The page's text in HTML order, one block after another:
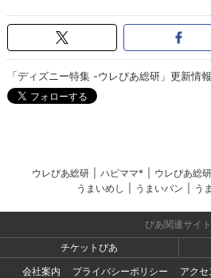
「ディズニー特集 -ウレぴあ総研」更新情
ウレぴあ総研 ハピママ* ウレぴあ総
うまいめし
うまいパン う
ぴあ関連サイト
チケットぴあ
会社案内
プライバシーポリシー アク